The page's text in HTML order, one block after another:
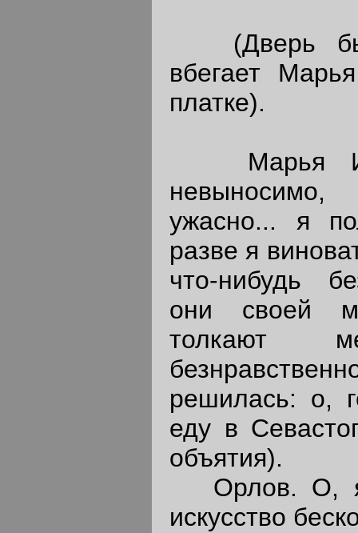
(Дверь
вбегает
платке).
Марья
ужасно... я
разве я
что-нибудь
они своей
толкают
решилась: о,
еду в
объятия).
Орлов. О, я
искусство